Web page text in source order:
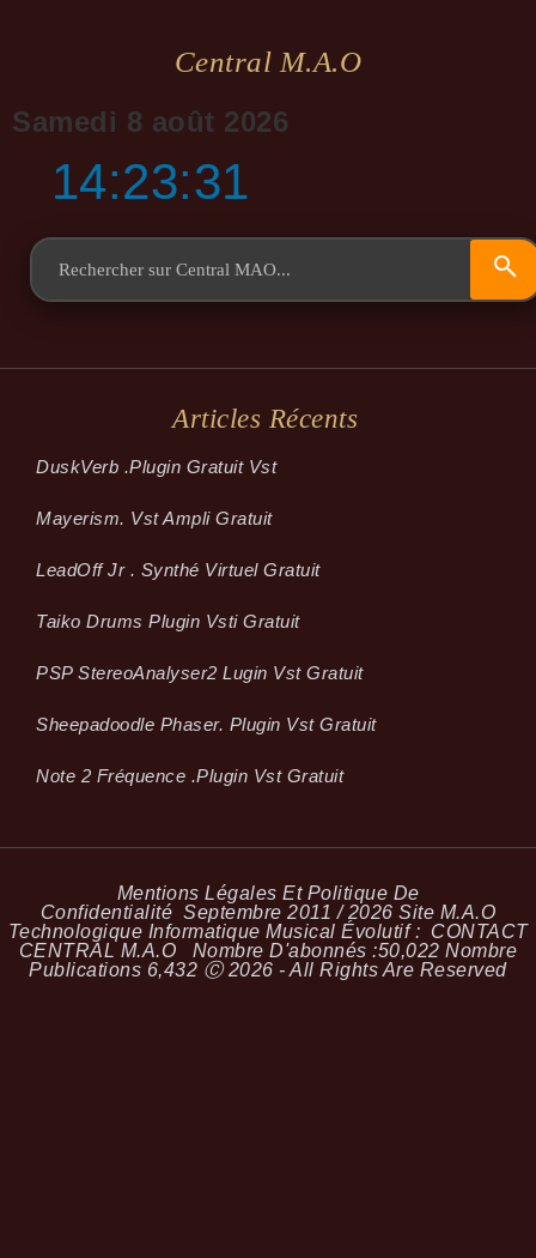
Central M.a.o
Samedi 8 août 2026
14:23:31
Articles Récents
Dusk­Verb .plugin Gratuit Vst
Mayerism. Vst Ampli Gratuit
LeadOff Jr . Synthé Virtuel Gratuit
Taiko Drums Plugin Vsti Gratuit
PSP StereoAnalyser2 Lugin Vst Gratuit
Sheepadoodle Phaser. Plugin Vst Gratuit
Note 2 Fréquence .plugin Vst Gratuit
Mentions Légales Et Politique De
Confidentialité Septembre 2011 / 2026 Site M.A.O
Technologique Informatique Musical Évolutif : CONTACT
CENTRAL M.A.O Nombre D'abonnés :50,022 Nombre
Publications 6,432 Ⓒ 2026 - All Rights Are Reserved